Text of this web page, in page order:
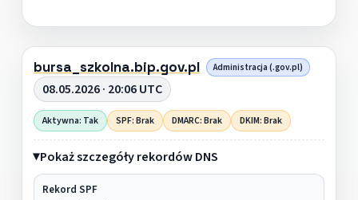
bursa_szkolna.bip.gov.pl Administracja (.gov.pl)
08.05.2026 · 20:06 UTC
Aktywna: Tak SPF: Brak DMARC: Brak DKIM: Brak
Pokaż szczegóły rekordów DNS
Rekord SPF